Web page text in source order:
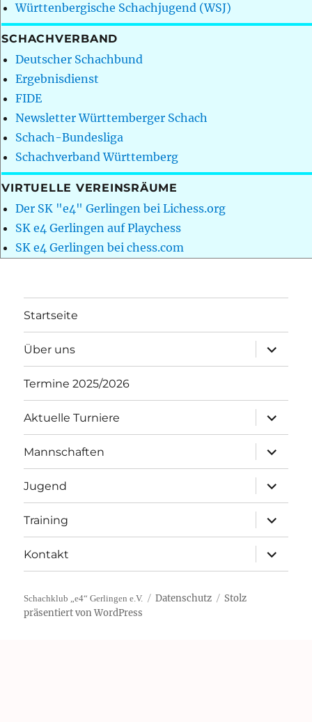
Württenbergische Schachjugend (WSJ)
SCHACHVERBAND
Deutscher Schachbund
Ergebnisdienst
FIDE
Newsletter Württemberger Schach
Schach-Bundesliga
Schachverband Württemberg
VIRTUELLE VEREINSRÄUME
Der SK "e4" Gerlingen bei Lichess.org
SK e4 Gerlingen auf Playchess
SK e4 Gerlingen bei chess.com
Startseite
Über uns
öffnen
Termine 2025/2026
Aktuelle Turniere
öffnen
Mannschaften
öffnen
Jugend
öffnen
Training
öffnen
Kontakt
öffnen
Schachklub „e4“ Gerlingen e.V. Datenschutz
Stolz
präsentiert von WordPress